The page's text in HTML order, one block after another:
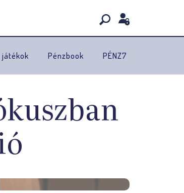
játékok Pénzbook PÉNZ7